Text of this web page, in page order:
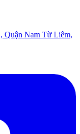
Quận Nam Từ Liêm,